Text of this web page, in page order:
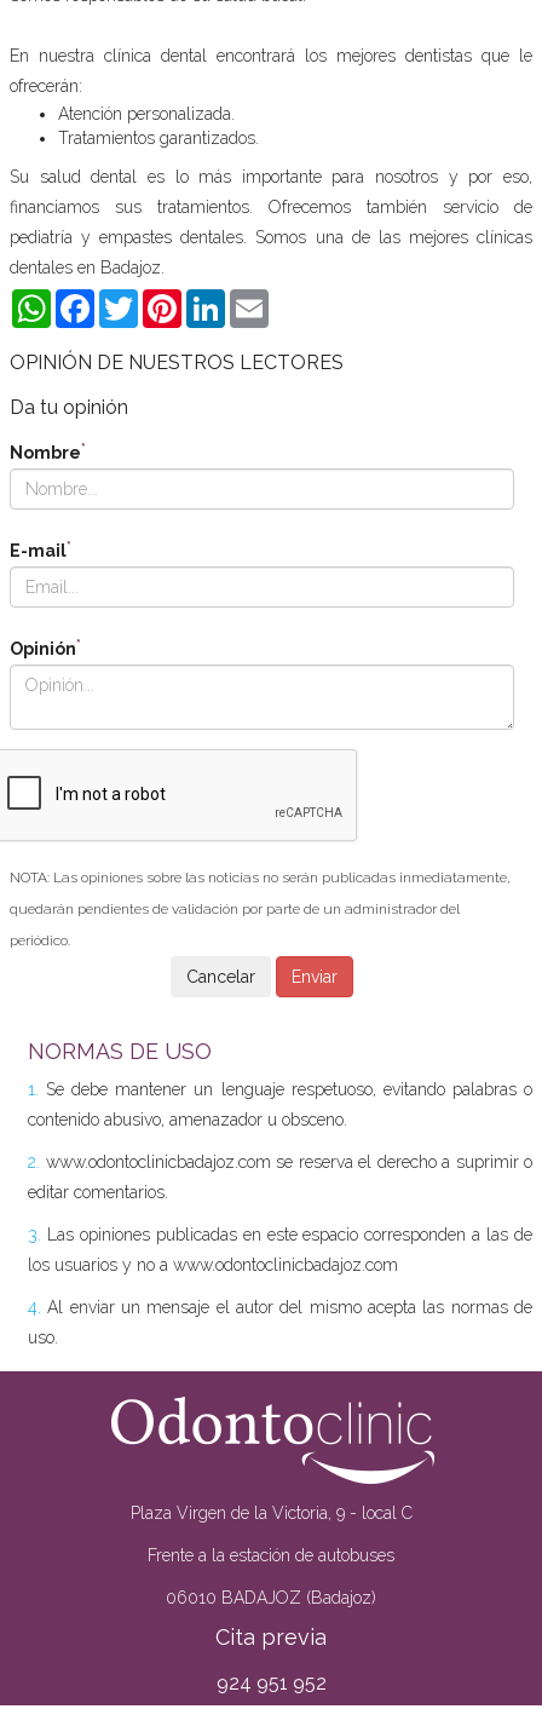
En nuestra clínica dental encontrará los mejores dentistas que le
ofrecerán:
Atención personalizada.
Tratamientos garantizados.
Su salud dental es lo más importante para nosotros y por eso,
financiamos sus tratamientos. Ofrecemos también servicio de
pediatría y empastes dentales. Somos una de las mejores clínicas
dentales en Badajoz.
WhatsAppFacebookTwitterPinterestLinkedIn
OPINIÓN DE NUESTROS LECTORES
Da tu opinión
Nombre*
E-mail*
Opinión*
NOTA: Las opiniones sobre las noticias no serán publicadas inmediatamente,
quedarán pendientes de validación por parte de un administrador del
periódico.
NORMAS DE USO
1.
Se debe mantener un lenguaje respetuoso, evitando palabras o
contenido abusivo, amenazador u obsceno.
2. www.odontoclinicbadajoz.com se reserva el derecho a suprimir o
editar comentarios.
3.
Las opiniones publicadas en este espacio corresponden a las de
los usuarios y no a www.odontoclinicbadajoz.com
4. Al enviar un mensaje el autor del mismo acepta las normas de
uso.
Plaza Virgen de la Victoria, 9 - local C
Frente a la estación de autobuses
06010 BADAJOZ (Badajoz)
Cita previa
924 951 952